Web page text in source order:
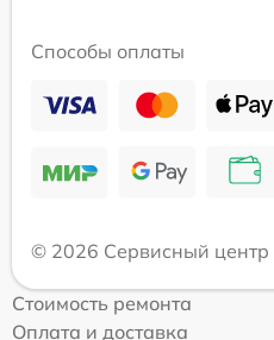
Способы оплаты
© 2026 Сервисный центр
Стоимость ремонта
Оплата и доставка